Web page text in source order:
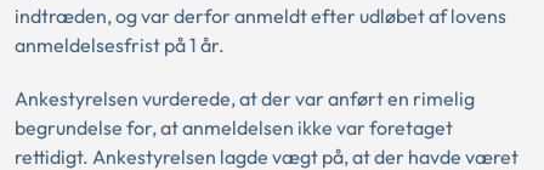
indtræden, og var derfor anmeldt efter udløbet af lovens
anmeldelsesfrist på 1 år.
Ankestyrelsen vurderede, at der var anført en rimelig
begrundelse for, at anmeldelsen ikke var foretaget
rettidigt. Ankestyrelsen lagde vægt på, at der havde været